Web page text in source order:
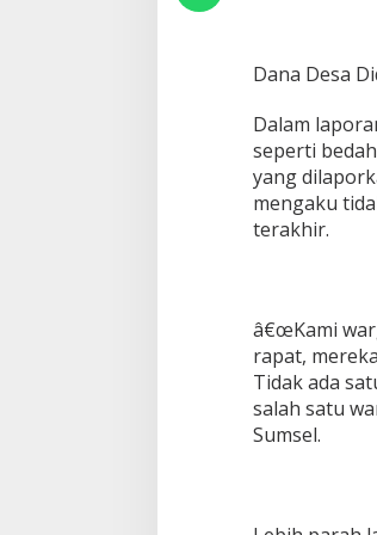
d
h
a
r
a
:
G
M
S
E
Â
L
r
Dana Desa
Dalam
seperti
yang
mengaku
terakhir.
â€œKami
rapat,
Tidak ada
salah satu
Sumsel.